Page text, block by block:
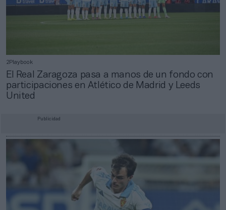
2Playbook
El Real Zaragoza pasa a manos de un fondo con
participaciones en Atlético de Madrid y Leeds
United
Publicidad